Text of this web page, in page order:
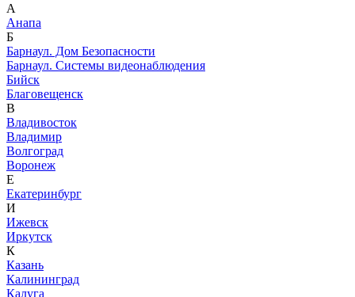
А
Анапа
Б
Барнаул. Дом Безопасности
Барнаул. Системы видеонаблюдения
Бийск
Благовещенск
В
Владивосток
Владимир
Волгоград
Воронеж
Е
Екатеринбург
И
Ижевск
Иркутск
К
Казань
Калининград
Калуга